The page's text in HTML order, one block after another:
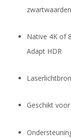
zwartwaarden
Native 4K of
Adapt HDR
Geschikt